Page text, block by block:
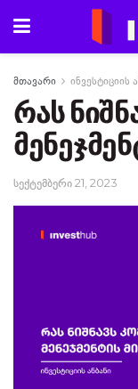
მთავარი ინვესტიციის
რას
სექტემბერი 21, 2023